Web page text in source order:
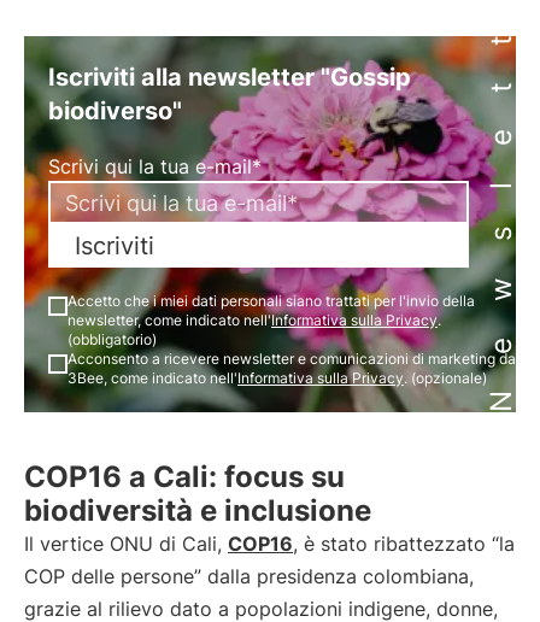
Newsletter
Iscriviti alla newsletter "Gossip
biodiverso"
Scrivi qui la tua e-mail*
Iscriviti
Accetto che i miei dati personali siano trattati per l'invio della
newsletter, come indicato nell'Informativa sulla Privacy.
(obbligatorio)
Acconsento a ricevere newsletter e comunicazioni di marketing da
3Bee, come indicato nell'Informativa sulla Privacy. (opzionale)
COP16 a Cali: focus su
biodiversità e inclusione
Il vertice ONU di Cali, COP16, è stato ribattezzato “la
COP delle persone” dalla presidenza colombiana,
grazie al rilievo dato a popolazioni indigene, donne,